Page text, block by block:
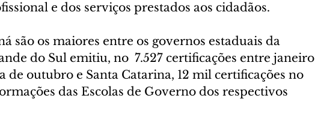
e dos serviços prestados aos cidadãos.
são os maiores entre os governos estaduais da
do Sul emitiu, no  7.527 certificações entre janeiro
de outubro e Santa Catarina, 12 mil certificações no
das Escolas de Governo dos respectivos